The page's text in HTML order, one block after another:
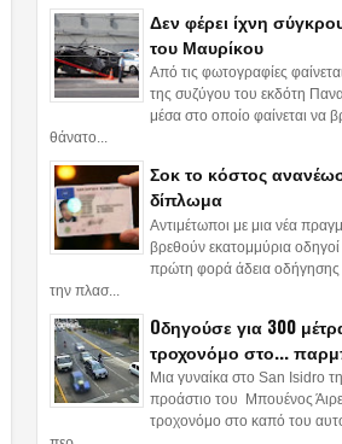
Δεν φέρει ίχνη
του Μαυρίκου
Από τις φωτογραφίες
της συζύγου του εκδότη
μέσα στο οποίο φαίνεται να
θάνατο...
Σοκ το κόστος
δίπλωμα
Αντιμέτωποι με μια νέα
βρεθούν εκατομμύρια
πρώτη φορά άδεια οδήγησης
την πλασ...
Oδηγούσε για 300
τροχονόμο στο...
Μια γυναίκα στο San Isidro
προάστιο του Μπουένος
τροχονόμο στο καπό του